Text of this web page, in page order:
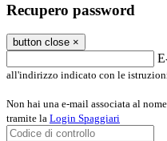
Recupero password
button close ×
all'indirizzo indicato con le
Non hai una e-mail associata al
tramite la Login Spaggiari